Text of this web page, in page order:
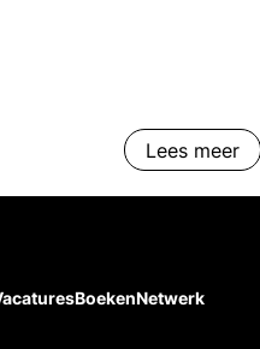
ontvangen
inschatten
optreden
Lees meer
BoekenNetwerk